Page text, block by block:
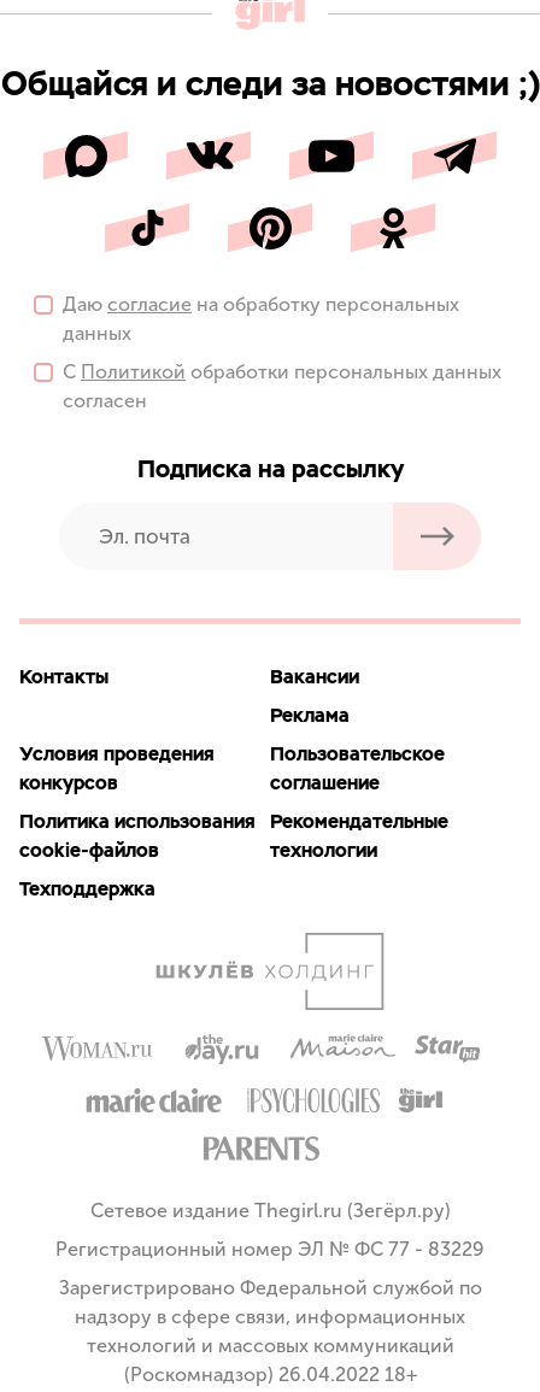
Общайся и следи за новостями ;)
Даю согласие на обработку персональных
данных
С Политикой обработки персональных данных
согласен
Подписка на рассылку
Контакты
Вакансии
Реклама
Условия проведения
конкурсов
Пользовательское
соглашение
Политика использования
cookie-файлов
Рекомендательные
технологии
Техподдержка
Сетевое издание Thegirl.ru (Зегёрл.ру)
Регистрационный номер ЭЛ № ФС 77 - 83229
Зарегистрировано Федеральной службой по
надзору в сфере связи, информационных
технологий и массовых коммуникаций
(Роскомнадзор) 26.04.2022 18+